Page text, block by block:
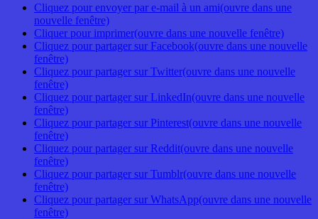
Cliquez pour envoyer par e-mail à un ami(ouvre dans une
nouvelle fenêtre)
Cliquer pour imprimer(ouvre dans une nouvelle fenêtre)
Cliquez pour partager sur Facebook(ouvre dans une nouvelle
fenêtre)
Cliquez pour partager sur Twitter(ouvre dans une nouvelle
fenêtre)
Cliquez pour partager sur LinkedIn(ouvre dans une nouvelle
fenêtre)
Cliquez pour partager sur Pinterest(ouvre dans une nouvelle
fenêtre)
Cliquez pour partager sur Reddit(ouvre dans une nouvelle
fenêtre)
Cliquez pour partager sur Tumblr(ouvre dans une nouvelle
fenêtre)
Cliquez pour partager sur WhatsApp(ouvre dans une nouvelle
fenêtre)